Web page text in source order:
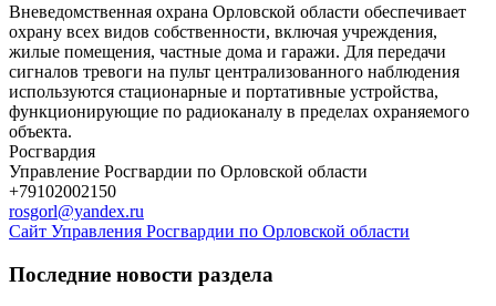
Вневедомственная охрана Орловской области обеспечивает
охрану всех видов собственности, включая учреждения,
жилые помещения, частные дома и гаражи. Для передачи
сигналов тревоги на пульт централизованного наблюдения
используются стационарные и портативные устройства,
функционирующие по радиоканалу в пределах охраняемого
объекта.
Росгвардия
Управление Росгвардии по Орловской области
+79102002150
rosgorl@yandex.ru
Сайт Управления Росгвардии по Орловской области
Последние новости раздела